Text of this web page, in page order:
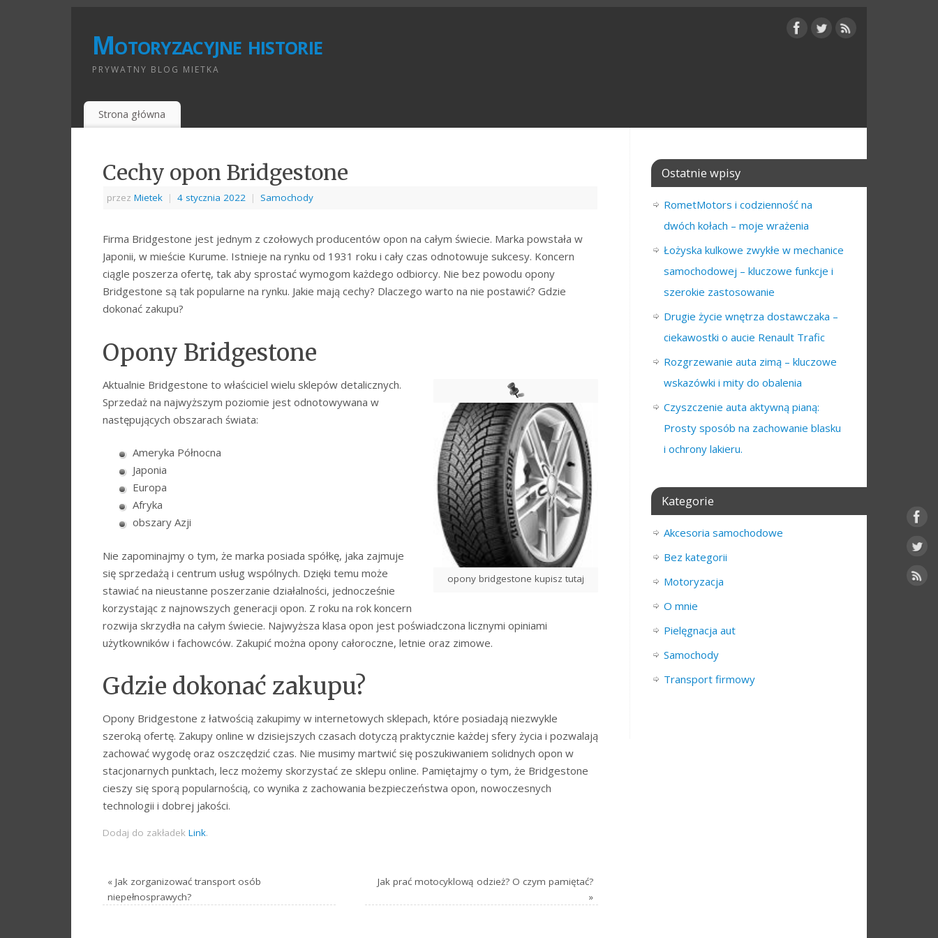
Motoryzacyjne historie
PRYWATNY BLOG MIETKA
Strona główna
Cechy opon Bridgestone
przez Mietek | 4 stycznia 2022 | Samochody
Firma Bridgestone jest jednym z czołowych producentów opon na całym świecie. Marka powstała w
Japonii, w mieście Kurume. Istnieje na rynku od 1931 roku i cały czas odnotowuje sukcesy. Koncern
ciągle poszerza ofertę, tak aby sprostać wymogom każdego odbiorcy. Nie bez powodu opony
Bridgestone są tak popularne na rynku. Jakie mają cechy? Dlaczego warto na nie postawić? Gdzie
dokonać zakupu?
Opony Bridgestone
opony bridgestone kupisz tutaj
Aktualnie Bridgestone to właściciel wielu sklepów detalicznych.
Sprzedaż na najwyższym poziomie jest odnotowywana w
następujących obszarach świata:
Ameryka Północna
Japonia
Europa
Afryka
obszary Azji
Nie zapominajmy o tym, że marka posiada spółkę, jaka zajmuje
się sprzedażą i centrum usług wspólnych. Dzięki temu może
stawiać na nieustanne poszerzanie działalności, jednocześnie
korzystając z najnowszych generacji opon. Z roku na rok koncern
rozwija skrzydła na całym świecie. Najwyższa klasa opon jest poświadczona licznymi opiniami
użytkowników i fachowców. Zakupić można opony całoroczne, letnie oraz zimowe.
Gdzie dokonać zakupu?
Opony Bridgestone z łatwością zakupimy w internetowych sklepach, które posiadają niezwykle
szeroką ofertę. Zakupy online w dzisiejszych czasach dotyczą praktycznie każdej sfery życia i pozwalają
zachować wygodę oraz oszczędzić czas. Nie musimy martwić się poszukiwaniem solidnych opon w
stacjonarnych punktach, lecz możemy skorzystać ze sklepu online. Pamiętajmy o tym, że Bridgestone
cieszy się sporą popularnością, co wynika z zachowania bezpieczeństwa opon, nowoczesnych
technologii i dobrej jakości.
Dodaj do zakładek Link.
« Jak zorganizować transport osób
niepełnosprawych?
Jak prać motocyklową odzież? O czym pamiętać?
»
Ostatnie wpisy
RometMotors i codzienność na
dwóch kołach – moje wrażenia
Łożyska kulkowe zwykłe w mechanice
samochodowej – kluczowe funkcje i
szerokie zastosowanie
Drugie życie wnętrza dostawczaka –
ciekawostki o aucie Renault Trafic
Rozgrzewanie auta zimą – kluczowe
wskazówki i mity do obalenia
Czyszczenie auta aktywną pianą:
Prosty sposób na zachowanie blasku
i ochrony lakieru.
Kategorie
Akcesoria samochodowe
Bez kategorii
Motoryzacja
O mnie
Pielęgnacja aut
Samochody
Transport firmowy